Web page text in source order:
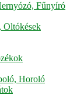
Fűnyíró
Oltókések
Horoló